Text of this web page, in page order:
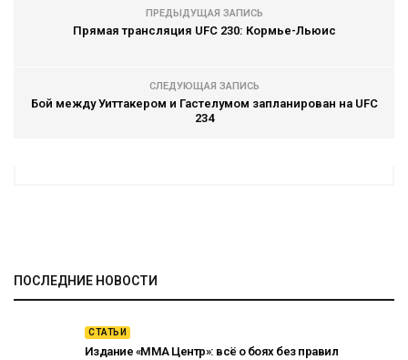
ПРЕДЫДУЩАЯ ЗАПИСЬ
Прямая трансляция UFC 230: Кормье-Льюис
СЛЕДУЮЩАЯ ЗАПИСЬ
Бой между Уиттакером и Гастелумом запланирован на UFC
234
ПОСЛЕДНИЕ НОВОСТИ
СТАТЬИ
Издание «ММА Центр»: всё о боях без правил